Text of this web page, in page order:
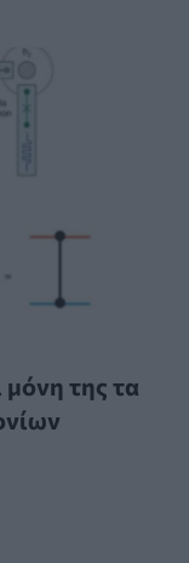
μόνη της τα